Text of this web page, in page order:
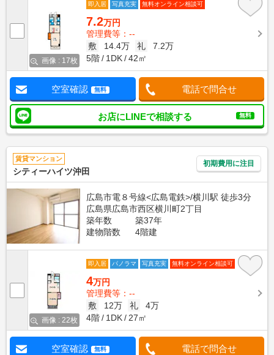
画像 : 17枚
即入居 写真充実 無料オンライン相談可
7.2万円
管理費等：--
敷
14.4万 礼
7.2万
5階
1DK 42㎡
空室確認 無料 電話で問合せ
お店にLINEで相談する 無料
賃貸マンション
シティーハイツ沖田
初期費用に注目
広島市電８号線<広島電鉄>/横川駅 徒歩3分
広島県広島市西区横川町2丁目
築年数
築37年
建物階数
4階建
画像 : 22枚
即入居 パノラマ 写真充実 無料オンライン相談可
4万円
管理費等：--
敷
12万 礼
4万
4階
1DK 27㎡
空室確認 無料 電話で問合せ